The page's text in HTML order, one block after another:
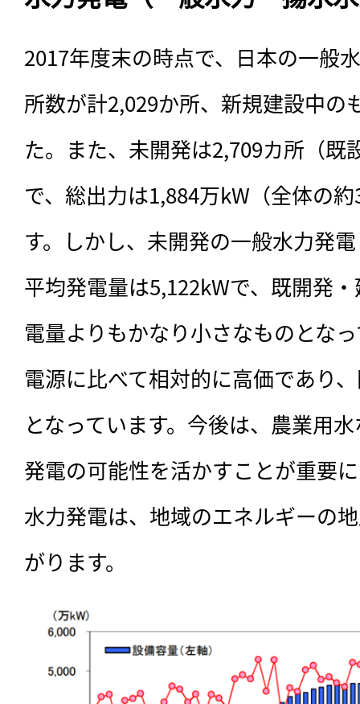
2017年度末の時点で、日本の一般
所数が計2,029か所、新規建設中の
た。また、未開発は2,709カ所（既
で、総出力は1,884万kW（全体の
す。しかし、未開発の一般水力発
平均発電量は5,122kWで、既開発
電量よりもかなり小さなものとな
電源に比べて相対的に高価であり
となっています。今後は、農業用
発電の可能性を活かすことが重要
水力発電は、地域のエネルギーの
がります。